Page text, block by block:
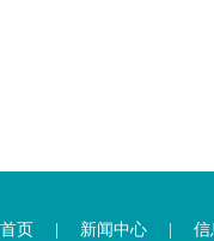
首页 新闻中心 信